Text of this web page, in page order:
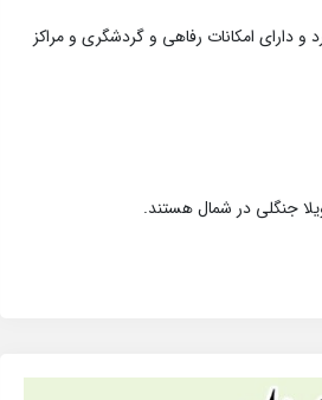
و دارای امکانات رفاهی و گردشگری و مراکز
جنگلی در شمال هستند.